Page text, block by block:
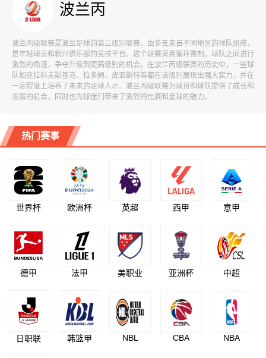
波兰丙
波兰丙级联赛是波兰足球的第三级别联赛，由多支来自不同地区的球队组成，
是年轻球员和新兴俱乐部的竞技平台。这个联赛采用循环赛制，球队之间进行
激烈的角逐，争夺升级到更高级别的机会。在波兰丙级联赛的历史中，一些球
队如克拉科夫斯基克、拉多姆、皮亚斯特等都在该级别展现出强大实力，并在
一定程度上培养了未来的足球人才。波兰丙级联赛为球员和球队提供了成长和
发展的机会，同时也为球迷们带来了激烈的比赛和足球的魅力。
热门赛事
世界杯 欧洲杯 英超 西甲 意甲
德甲 法甲 美职业 亚洲杯 中超
日职联 韩篮甲 NBL CBA NBA